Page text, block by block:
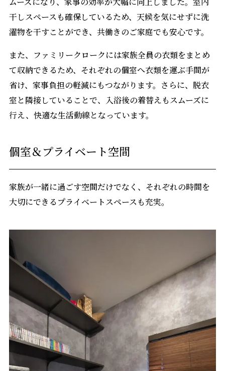
干しスペースも確保しているため、天候を気にせずに洗
濯物を干すことができ、共働きのご家庭でも安心です。
また、ファミリークロークには家族全員の衣類をまとめ
て収納できるため、それぞれの個室へ衣類を運ぶ手間が
省け、家事負担の軽減にもつながります。さらに、脱衣
室と隣接していることで、入浴後の着替えもスムーズに
行え、快適な生活動線となっています。
個室＆プライベート空間
家族が一緒に過ごす空間だけでなく、それぞれの時間を
大切にできるプライベートスペースも充実。